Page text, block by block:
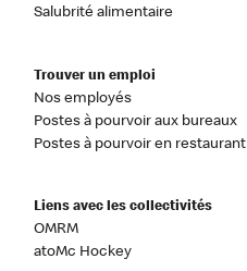
Salubrité alimentaire
Trouver un emploi
Nos employés
Postes à pourvoir aux bureaux
Postes à pourvoir en restaurant
Liens avec les collectivités
OMRM
atoMc Hockey